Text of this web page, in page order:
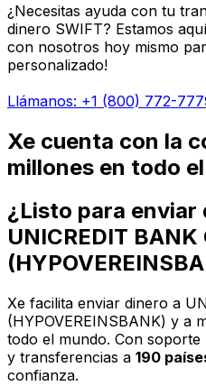
¿Necesitas ayuda con tu
dinero SWIFT? Estamos
con nosotros hoy mismo
personalizado!
Llámanos: +1 (800) 772-
Xe cuenta con la
millones en todo
¿Listo para enviar
UNICREDIT BANK
Xe facilita enviar dinero a
(HYPOVEREINSBANK) y a
todo el mundo. Con soporte
y transferencias a 190
confianza.